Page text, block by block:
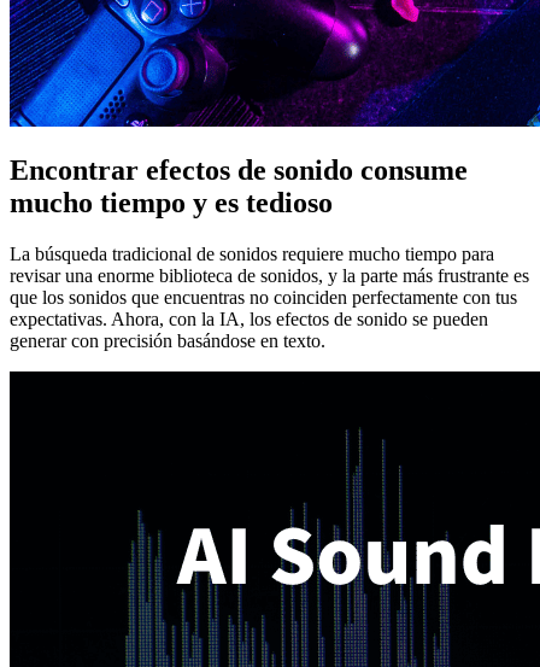
Encontrar efectos de sonido consume
mucho tiempo y es tedioso
La búsqueda tradicional de sonidos requiere mucho tiempo para
revisar una enorme biblioteca de sonidos, y la parte más frustrante es
que los sonidos que encuentras no coinciden perfectamente con tus
expectativas. Ahora, con la IA, los efectos de sonido se pueden
generar con precisión basándose en texto.